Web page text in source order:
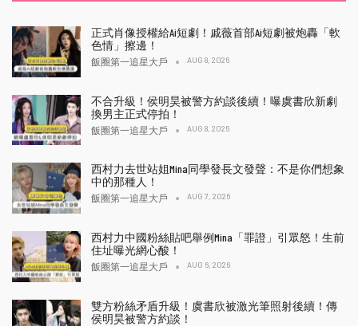
正式肖像授權給Ai短劇！戚薇首部Ai短劇被炮轟「軟
色情」擦邊！
飯圈第一追星大戶 AUG 8, 2026
不合升級！侯明昊被警方約談後續！曝虞書欣新劇
換男主正式停拍！
飯圈第一追星大戶 AUG 8, 2026
西村力去世站姐Mina同學發長文發聲：不是你們想象
中的那種人！
飯圈第一追星大戶 AUG 7, 2026
西村力中國粉絲貼吧舉例Mina「罪證」引眾怒！生前
住址曝光網心酸！
飯圈第一追星大戶 AUG 6, 2026
雙方粉絲矛盾升級！虞書欣被激光筆照射後續！傳
侯明昊被警方約談！